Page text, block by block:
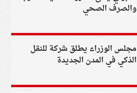
والصرف الصحي
مجلس الوزراء يطلق شركة للنقل
الذكي في المدن الجديدة